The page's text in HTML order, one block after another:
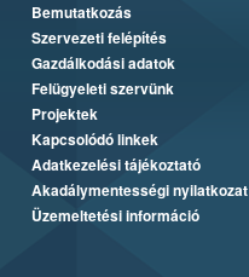
Bemutatkozás
Szervezeti felépítés
Gazdálkodási adatok
Felügyeleti szervünk
Projektek
Kapcsolódó linkek
Adatkezelési tájékoztató
Akadálymentességi nyilatkozat
Üzemeltetési információ